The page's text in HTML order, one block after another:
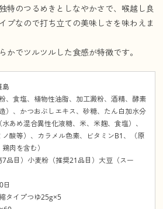
特のつるめきとしなやかさで、喉越し良
プなので打ち立ての美味しさを味わえま
かでツルツルした食感が特徴です。
島
、食塩、植物性油脂、加工澱粉、酒精、酵素
）、かつおぶしエキス、砂糖、たん白加水分
あめ混合異性化液糖、米、米麹、食塩）、
酸等）、カラメル色素、ビタミンB1、（原
肉を含む）
品目）小麦粉（推奨21品目）大豆（スー
日
タイプつゆ25g×5